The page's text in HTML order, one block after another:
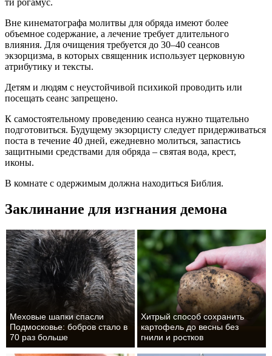
ти рогамус.
Вне кинематографа молитвы для обряда имеют более
объемное содержание, а лечение требует длительного
влияния. Для очищения требуется до 30–40 сеансов
экзорцизма, в которых священник использует церковную
атрибутику и тексты.
Детям и людям с неустойчивой психикой проводить или
посещать сеанс запрещено.
К самостоятельному проведению сеанса нужно тщательно
подготовиться. Будущему экзорцисту следует придерживаться
поста в течение 40 дней, ежедневно молиться, запастись
защитными средствами для обряда – святая вода, крест,
иконы.
В комнате с одержимым должна находиться Библия.
Заклинание для изгнания демона
Меховые шапки спасли
Подмосковье: бобров стало в
70 раз больше
Хитрый способ сохранить
картофель до весны без
гнили и ростков